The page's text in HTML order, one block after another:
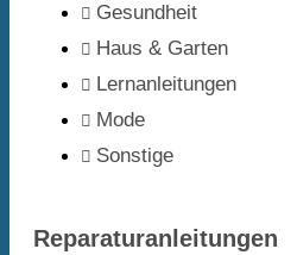
Gesundheit
Haus & Garten
Lernanleitungen
Mode
Sonstige
Reparaturanleitungen